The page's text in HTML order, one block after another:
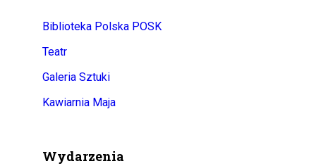
Biblioteka Polska POSK
Teatr
Galeria Sztuki
Kawiarnia Maja
Wydarzenia